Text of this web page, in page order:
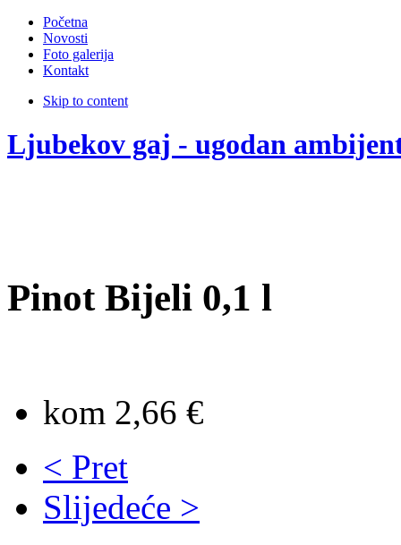
Početna
Novosti
Foto galerija
Kontakt
Skip to content
Ljubekov gaj - ugodan
Pinot Bijeli 0,1 l
kom 2,66 €
< Pret
Slijedeće >